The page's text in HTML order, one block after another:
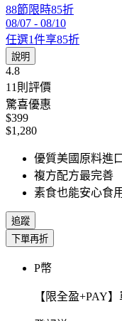
88節限時85折
08/07 - 08/10
任選1件享85折
說明
4.8
11則評價
驚喜優惠
$399
$1,280
優質美國原料進口
複方配方最完善
素食也能安心食用
追蹤
下單再折
P幣
【限全盈+PAY